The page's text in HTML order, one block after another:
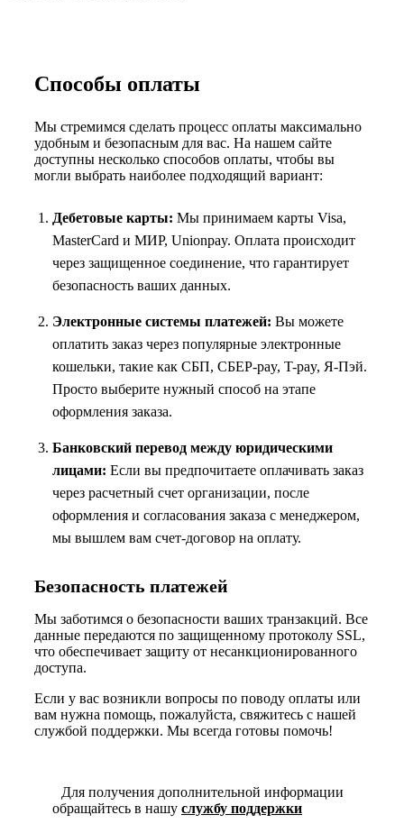
Способы оплаты
Мы стремимся сделать процесс оплаты максимально
удобным и безопасным для вас. На нашем сайте
доступны несколько способов оплаты, чтобы вы
могли выбрать наиболее подходящий вариант:
Дебетовые карты: Мы принимаем карты Visa,
MasterCard и МИР, Unionpay. Оплата происходит
через защищенное соединение, что гарантирует
безопасность ваших данных.
Электронные системы платежей: Вы можете
оплатить заказ через популярные электронные
кошельки, такие как СБП, СБЕР-pay, T-pay, Я-Пэй.
Просто выберите нужный способ на этапе
оформления заказа.
Банковский перевод между юридическими
лицами: Если вы предпочитаете оплачивать заказ
через расчетный счет организации, после
оформления и согласования заказа с менеджером,
мы вышлем вам счет-договор на оплату.
Безопасность платежей
Мы заботимся о безопасности ваших транзакций. Все
данные передаются по защищенному протоколу SSL,
что обеспечивает защиту от несанкционированного
доступа.
Если у вас возникли вопросы по поводу оплаты или
вам нужна помощь, пожалуйста, свяжитесь с нашей
службой поддержки. Мы всегда готовы помочь!
Для получения дополнительной информации
обращайтесь в нашу службу поддержки